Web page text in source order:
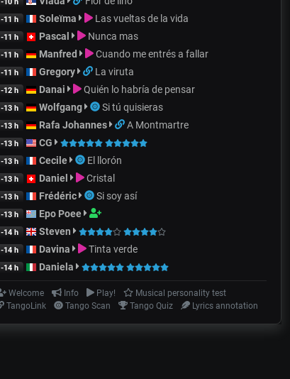
-11 h Soleïma Las vueltas de la vida
-11 h Pascal Nunca mas
-11 h Manfred Cuando me entrés a fallar
-11 h Gregory La viruta
-12 h Danai Quién lo habría de pensar
-13 h Wolfgang Si tú quisieras
-13 h Rafa Johannes A Montmartre
-13 h CG
-13 h Cecile El llorón
-13 h Daniel Cristal
-13 h Frédéric Si soy así
-13 h Epo Poee
-14 h Steven
-14 h Davina Tinta verde
-14 h Daniela
Welcome Info Play!
Musical personality test
TangoLink
Tango Scan Tango Quiz Lyrics annotation